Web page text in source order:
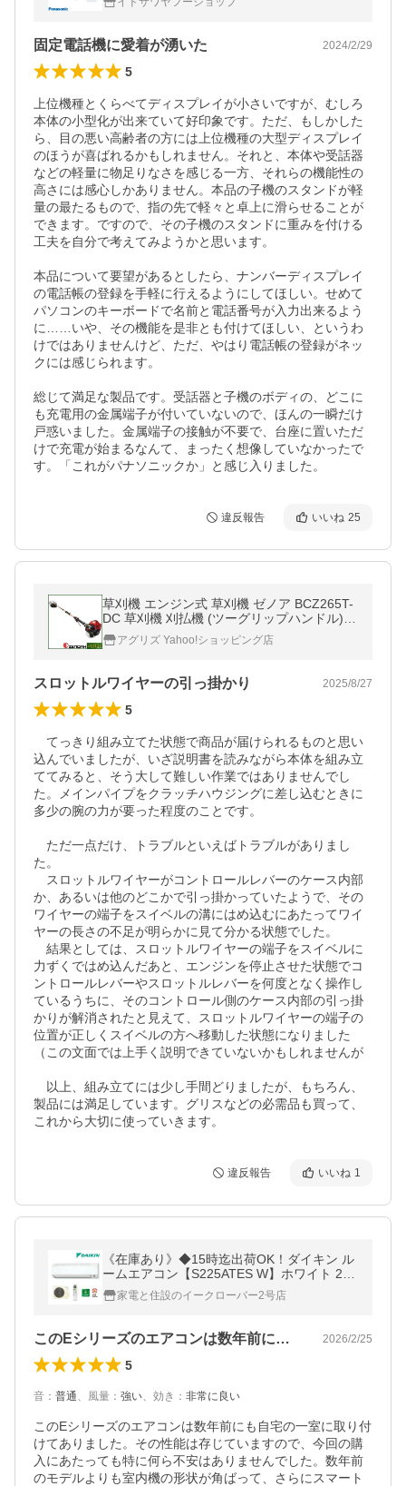
固定電話機に愛着が湧いた 2024/2/29
5
上位機種とくらべてディスプレイが小さいですが、むしろ
本体の小型化が出来ていて好印象です。ただ、もしかした
ら、目の悪い高齢者の方には上位機種の大型ディスプレイ
のほうが喜ばれるかもしれません。それと、本体や受話器
などの軽量に物足りなさを感じる一方、それらの機能性の
高さには感心しかありません。本品の子機のスタンドが軽
量の最たるもので、指の先で軽々と卓上に滑らせることが
できます。ですので、その子機のスタンドに重みを付ける
工夫を自分で考えてみようかと思います。
本品について要望があるとしたら、ナンバーディスプレイ
の電話帳の登録を手軽に行えるようにしてほしい。せめて
パソコンのキーボードで名前と電話番号が入力出来るよう
に……いや、その機能を是非とも付けてほしい、というわ
けではありませんけど、ただ、やはり電話帳の登録がネッ
クには感じられます。
総じて満足な製品です。受話器と子機のボディの、どこに
も充電用の金属端子が付いていないので、ほんの一瞬だけ
戸惑いました。金属端子の接触が不要で、台座に置いただ
けで充電が始まるなんて、まったく想像していなかったで
す。「これがパナソニックか」と感じ入りました。
違反報告 いいね 25
草刈機 エンジン式 草刈機 ゼノア BCZ265T-
DC 草刈機 刈払機 (ツーグリップハンドル)
(26ccクラス)
アグリズ Yahoo!ショッピング店
スロットルワイヤーの引っ掛かり 2025/8/27
5
てっきり組み立てた状態で商品が届けられるものと思い
込んでいましたが、いざ説明書を読みながら本体を組み立
ててみると、そう大して難しい作業ではありませんでし
た。メインパイプをクラッチハウジングに差し込むときに
多少の腕の力が要った程度のことです。
ただ一点だけ、トラブルといえばトラブルがありまし
た。
スロットルワイヤーがコントロールレバーのケース内部
か、あるいは他のどこかで引っ掛かっていたようで、その
ワイヤーの端子をスイベルの溝にはめ込むにあたってワイ
ヤーの長さの不足が明らかに見て分かる状態でした。
結果としては、スロットルワイヤーの端子をスイベルに
力ずくではめ込んだあと、エンジンを停止させた状態でコ
ントロールレバーやスロットルレバーを何度となく操作し
ているうちに、そのコントロール側のケース内部の引っ掛
かりが解消されたと見えて、スロットルワイヤーの端子の
位置が正しくスイベルの方へ移動した状態になりました
（この文面では上手く説明できていないかもしれませんが
以上、組み立てには少し手間どりましたが、もちろん、
製品には満足しています。グリスなどの必需品も買って、
これから大切に使っていきます。
違反報告 いいね 1
《在庫あり》◆15時迄出荷OK！ダイキン ル
ームエアコン【S225ATES W】ホワイト 202
5年 Eシリーズ 室内電源タイプ 単相100V 6
畳程度 (旧品番 S224ATES W)
家電と住設のイークローバー2号店
このEシリーズのエアコンは数年前にも自… 2026/2/25
5
音 ： 普通、 風量 ： 強い、 効き ： 非常に良い
このEシリーズのエアコンは数年前にも自宅の一室に取り付
けてありました。その性能は存じていますので、今回の購
入にあたっても特に何ら不安はありませんでした。数年前
のモデルよりも室内機の形状が角ばって、さらにスマート